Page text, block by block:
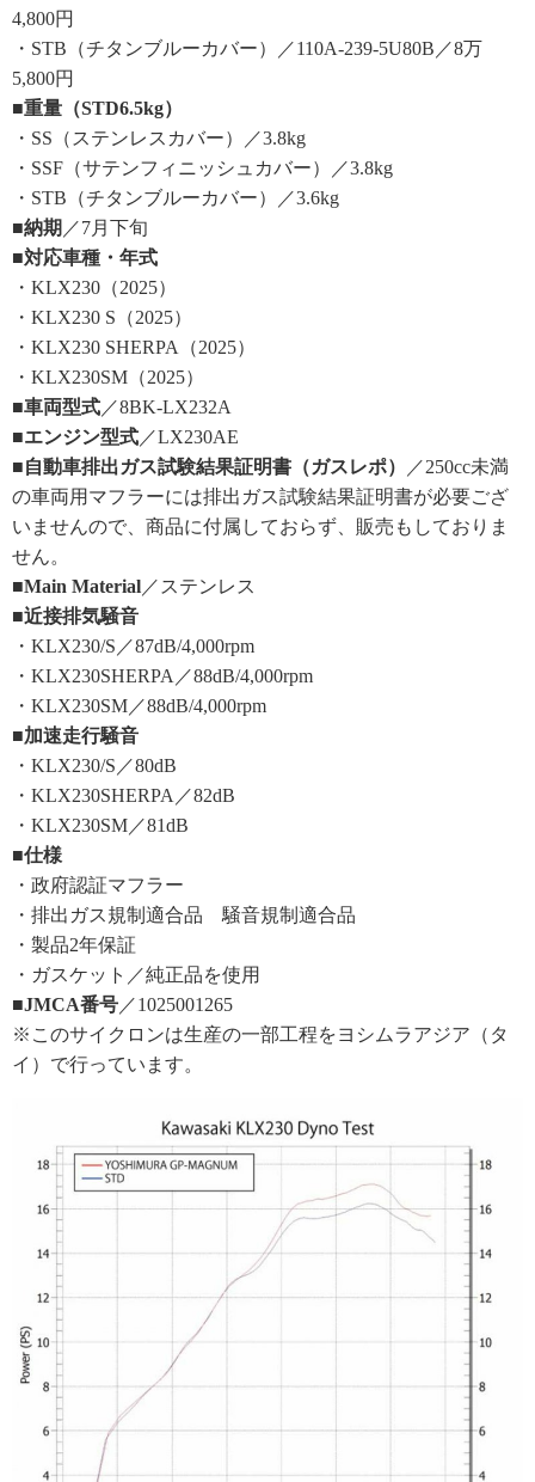
4,800円
・STB（チタンブルーカバー）／110A-239-5U80B／8万
5,800円
■重量（STD6.5kg）
・SS（ステンレスカバー）／3.8kg
・SSF（サテンフィニッシュカバー）／3.8kg
・STB（チタンブルーカバー）／3.6kg
■納期 ／7月下旬
■対応車種・年式
・KLX230（2025）
・KLX230 S（2025）
・KLX230 SHERPA（2025）
・KLX230SM（2025）
■車両型式 ／8BK-LX232A
■エンジン型式 ／LX230AE
■自動車排出ガス試験結果証明書（ガスレポ）
／250cc未満
の車両用マフラーには排出ガス試験結果証明書が必要ござ
いませんので、商品に付属しておらず、販売もしておりま
せん。
■Main Material ／ステンレス
■近接排気騒音
・KLX230/S／87dB/4,000rpm
・KLX230SHERPA／88dB/4,000rpm
・KLX230SM／88dB/4,000rpm
■加速走行騒音
・KLX230/S／80dB
・KLX230SHERPA／82dB
・KLX230SM／81dB
■仕様
・政府認証マフラー
・排出ガス規制適合品 騒音規制適合品
・製品2年保証
・ガスケット／純正品を使用
■JMCA番号 ／1025001265
※このサイクロンは生産の一部工程をヨシムラアジア（タ
イ）で行っています。